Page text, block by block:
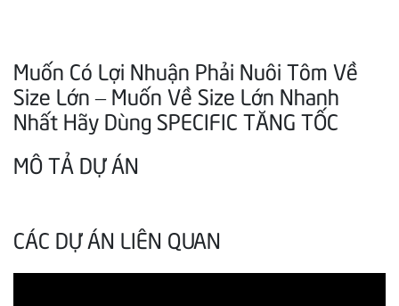
Muốn Có Lợi Nhuận Phải Nuôi Tôm Về
Size Lớn – Muốn Về Size Lớn Nhanh
Nhất Hãy Dùng SPECIFIC TĂNG TỐC
MÔ TẢ DỰ ÁN
CÁC DỰ ÁN LIÊN QUAN